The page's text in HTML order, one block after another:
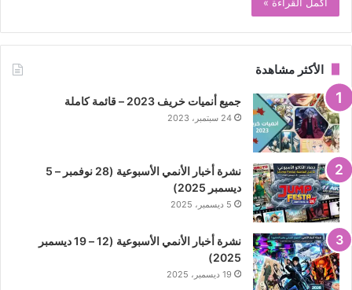
الأكثر مشاهدة
جميع أنميات خريف 2023 – قائمة كاملة
24 سبتمبر، 2023
نشرة أخبار الأنمي الأسبوعية (28 نوفمبر – 5
ديسمبر 2025)
5 ديسمبر، 2025
نشرة أخبار الأنمي الأسبوعية (12 – 19 ديسمبر
2025)
19 ديسمبر، 2025